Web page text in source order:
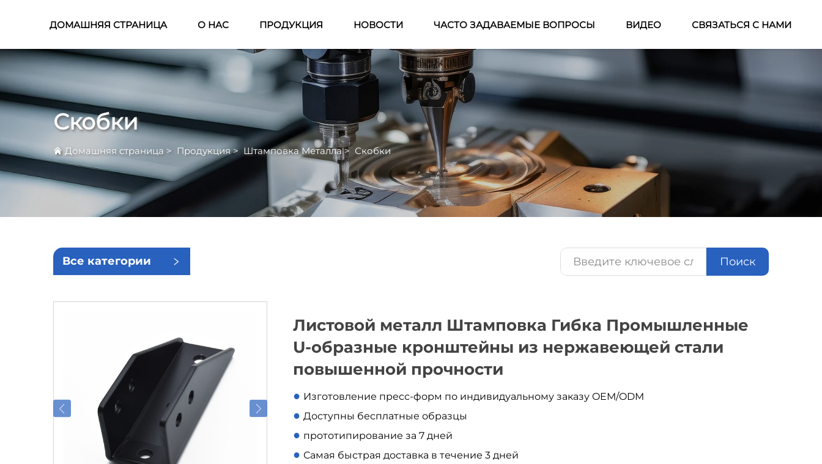
ДОМАШНЯЯ СТРАНИЦА О НАС ПРОДУКЦИЯ НОВОСТИ ЧАСТО ЗАДАВАЕМЫЕ ВОПРОСЫ ВИДЕО СВЯЗАТЬСЯ С НАМИ
Скобки
Домашняя страница > Продукция>Штамповка Металла> Скобки
Все категории Поиск
Листовой металл Штамповка Гибка Промышленные
U-образные кронштейны из нержавеющей стали
повышенной прочности
● Изготовление пресс-форм по индивидуальному заказу OEM/ODM
● Доступны бесплатные образцы
● прототипирование за 7 дней
● Самая быстрая доставка в течение 3 дней